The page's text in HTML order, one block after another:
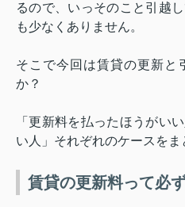
るので、いっそのこと引越
も少なくありません。
そこで今回は賃貸の更新と
か？
「更新料を払ったほうがい
い人」それぞれのケースをま
賃貸の更新料って必